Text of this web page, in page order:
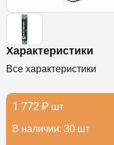
Характеристики
Все характеристики
1 772 ₽ шт
В наличии: 30 шт